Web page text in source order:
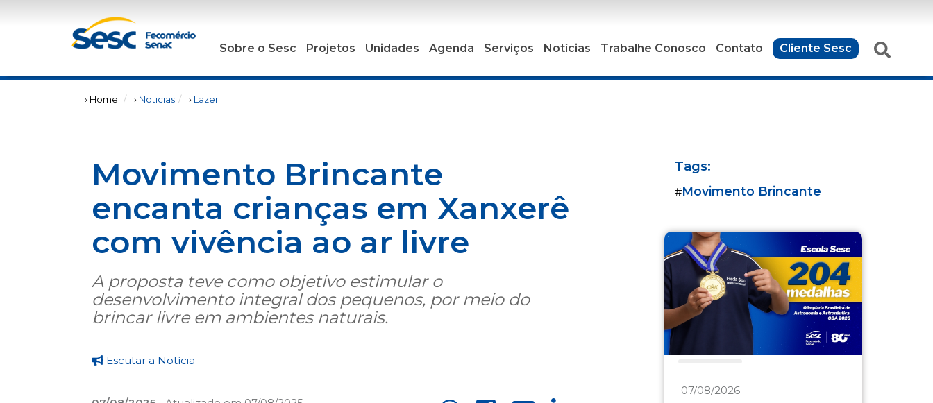
Sobre o Sesc Projetos Unidades Agenda Serviços Notícias Trabalhe Conosco Contato Cliente Sesc
› Home › Noticias › Lazer
Movimento Brincante
encanta crianças em Xanxerê
com vivência ao ar livre
A proposta teve como objetivo estimular o
desenvolvimento integral dos pequenos, por meio do
brincar livre em ambientes naturais.
Escutar a Notícia
Tags:
#Movimento Brincante
07/08/2026